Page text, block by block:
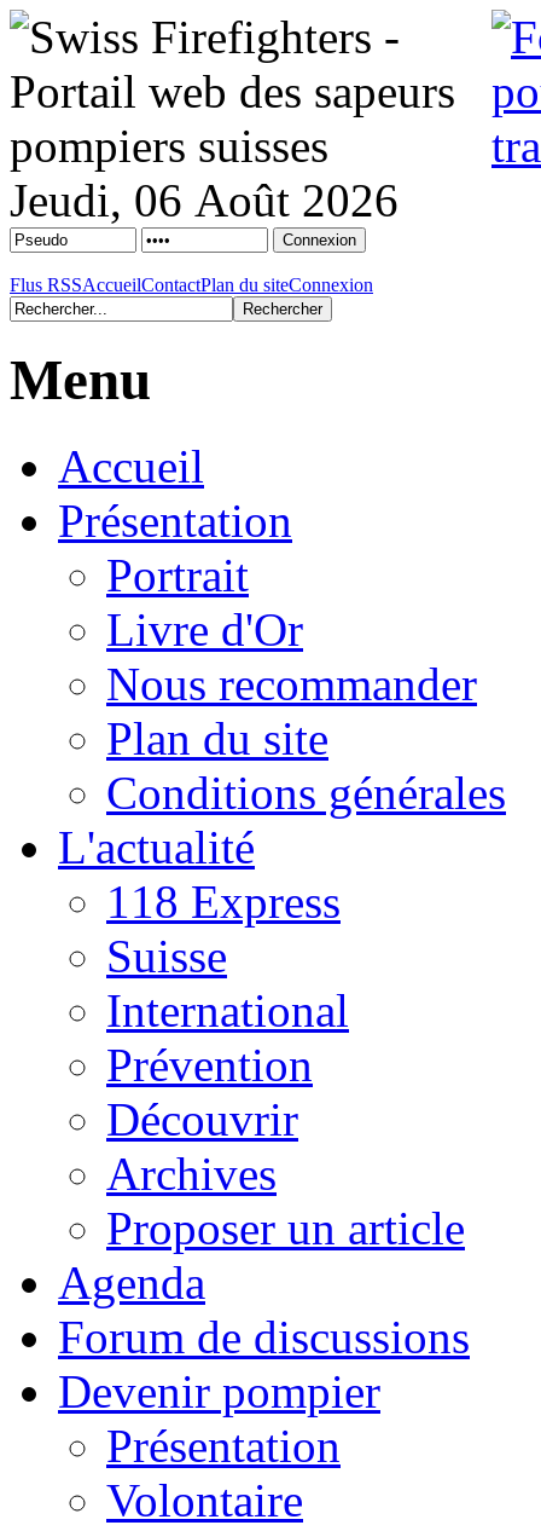
Jeudi, 06 Août 2026
Flus RSSAccueilContactPlan du siteConnexion
Menu
Accueil
Présentation
Portrait
Livre d'Or
Nous recommander
Plan du site
Conditions générales
L'actualité
118 Express
Suisse
International
Prévention
Découvrir
Archives
Proposer un article
Agenda
Forum de discussions
Devenir pompier
Présentation
Volontaire